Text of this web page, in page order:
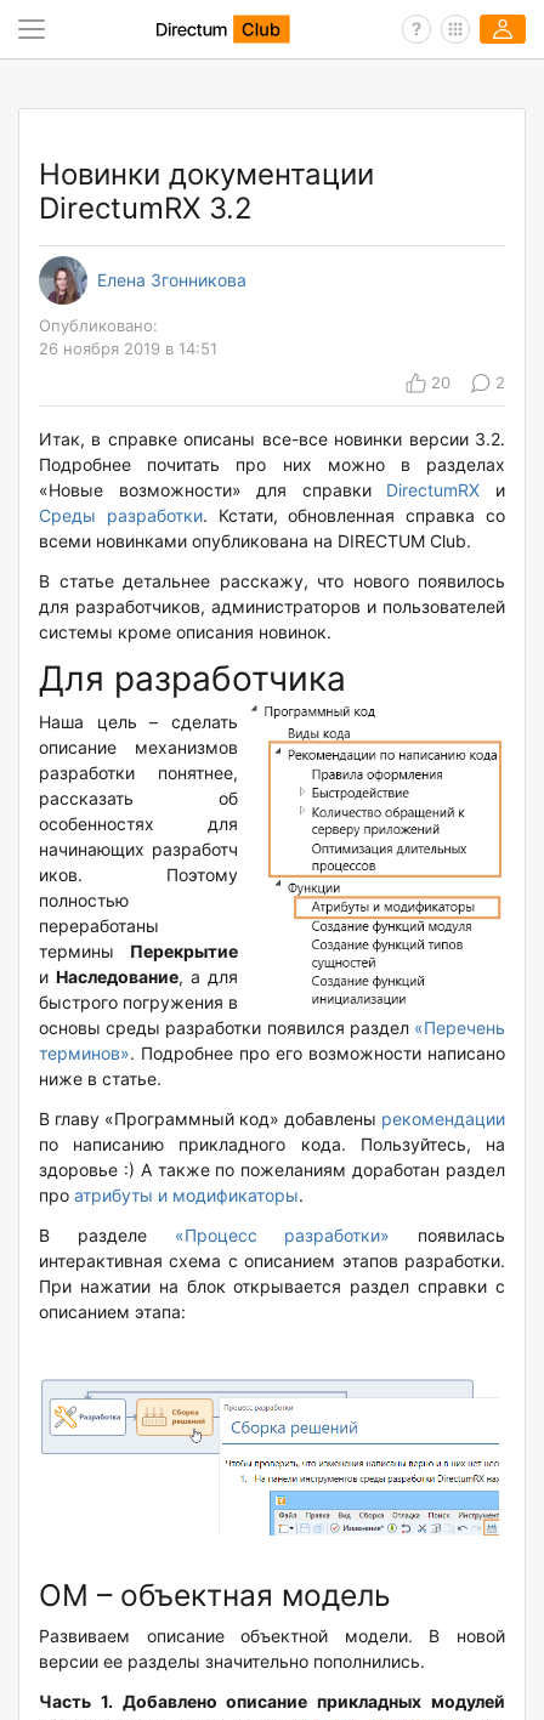
Новинки документации
DirectumRX 3.2
Елена Згонникова
Опубликовано:
26 ноября 2019 в 14:51
20
2
Итак, в справке описаны все-все новинки версии 3.2.
Подробнее почитать про них можно в разделах
«Новые возможности» для справки DirectumRX и
Среды разработки. Кстати, обновленная справка со
всеми новинками опубликована на DIRECTUM Club.
В статье детальнее расскажу, что нового появилось
для разработчиков, администраторов и пользователей
системы кроме описания новинок.
Для разработчика
Наша цель – сделать
описание механизмов
разработки понятнее,
рассказать об
особенностях для
начинающих разработч
иков. Поэтому
полностью
переработаны
термины Перекрытие
и Наследование, а для
быстрого погружения в
основы среды разработки появился раздел «Перечень
терминов». Подробнее про его возможности написано
ниже в статье.
В главу «Программный код» добавлены рекомендации
по написанию прикладного кода. Пользуйтесь, на
здоровье :) А также по пожеланиям доработан раздел
про атрибуты и модификаторы.
В разделе «Процесс разработки» появилась
интерактивная схема с описанием этапов разработки.
При нажатии на блок открывается раздел справки с
описанием этапа:
ОМ – объектная модель
Развиваем описание объектной модели. В новой
версии ее разделы значительно пополнились.
Часть 1. Добавлено описание прикладных модулей